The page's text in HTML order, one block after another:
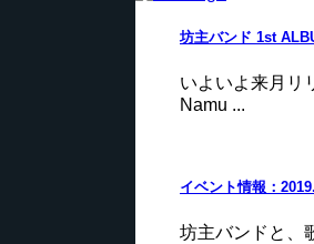
坊主バンド 1st
いよいよ来月リ
Namu ...
イベント情報：
坊主バンドと、